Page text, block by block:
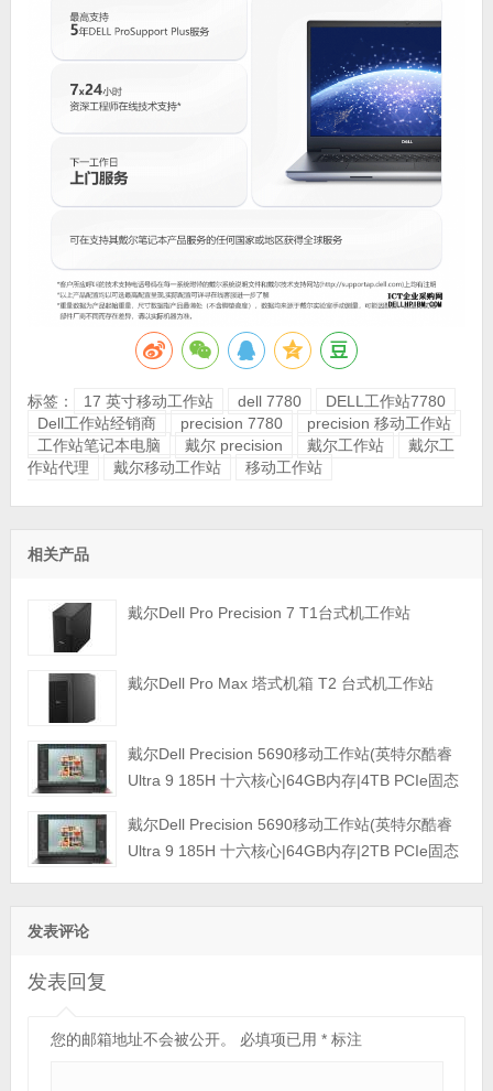
标签： 17 英寸移动工作站 dell 7780
DELL工作站7780
Dell工作站经销商
precision 7780
precision 移动工作站
工作站笔记本电脑
戴尔 precision 戴尔工作站
戴尔工
作站代理
戴尔移动工作站 移动工作站
相关产品
戴尔Dell Pro Precision 7 T1台式机工作站
戴尔Dell Pro Max 塔式机箱 T2 台式机工作站
戴尔Dell Precision 5690移动工作站(英特尔酷睿
Ultra 9 185H 十六核心|64GB内存|4TB PCIe固态
示屏|三年保修)戴尔Dell Precision 5690移动工作站(英特尔酷睿
Ultra 9 185H 十六核心|64GB内存|2TB PCIe固态
发表评论
发表回复
您的邮箱地址不会被公开。 必填项已用 *标注